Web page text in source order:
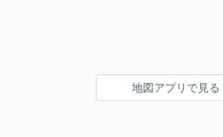
地図アプリで見る